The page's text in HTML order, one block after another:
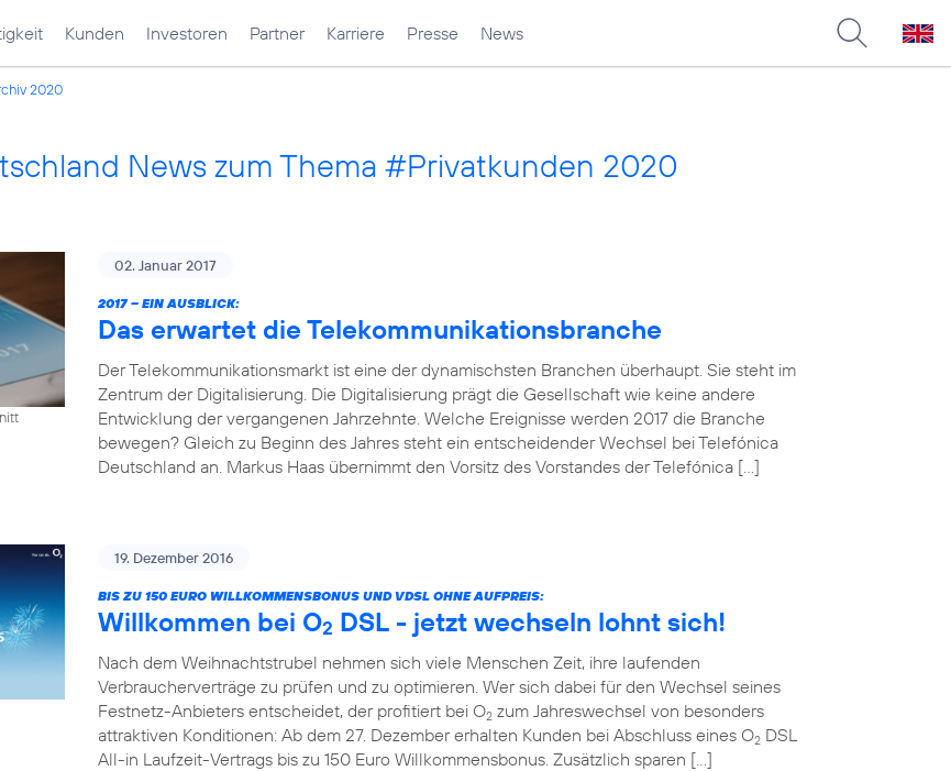
Kunden Investoren Partner Karriere Presse News
2020
News zum Thema #Privatkunden 2020
02. Januar 2017
2017 – EIN AUSBLICK:
Das erwartet die Telekommunikationsbranche
Der Telekommunikationsmarkt ist eine der dynamischsten Branchen überhaupt. Sie steht im
Zentrum der Digitalisierung. Die Digitalisierung prägt die Gesellschaft wie keine andere
Entwicklung der vergangenen Jahrzehnte. Welche Ereignisse werden 2017 die Branche
bewegen? Gleich zu Beginn des Jahres steht ein entscheidender Wechsel bei Telefónica
Deutschland an. Markus Haas übernimmt den Vorsitz des Vorstandes der Telefónica […]
19. Dezember 2016
BIS ZU 150 EURO WILLKOMMENSBONUS UND VDSL OHNE AUFPREIS:
Willkommen bei O2 DSL - jetzt wechseln lohnt sich!
Nach dem Weihnachtstrubel nehmen sich viele Menschen Zeit, ihre laufenden
Verbraucherverträge zu prüfen und zu optimieren. Wer sich dabei für den Wechsel seines
Festnetz-Anbieters entscheidet, der profitiert bei O2 zum Jahreswechsel von besonders
attraktiven Konditionen: Ab dem 27. Dezember erhalten Kunden bei Abschluss eines O2 DSL
All-in Laufzeit-Vertrags bis zu 150 Euro Willkommensbonus. Zusätzlich sparen […]